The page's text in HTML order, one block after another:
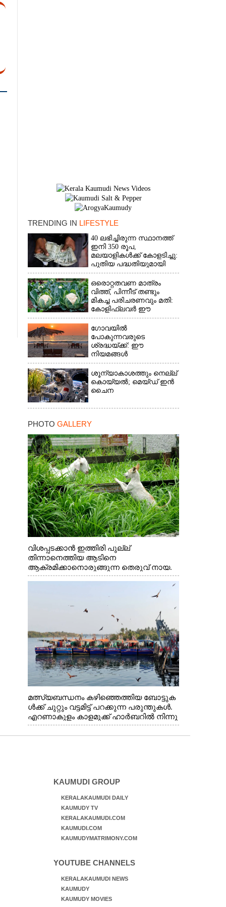
TRENDING IN LIFESTYLE
40 ലഭിച്ചിരുന്ന സ്ഥാനത്ത്
ഇനി 350 രൂപ,
മലയാളികൾക്ക് കോളടിച്ചു:
പുതിയ പദ്ധതിയുമായി
നാളികേര ബോർഡ്
ഒരൊറ്റതവണ മാത്രം
വിത്ത്, പിന്നീട് തണ്ടും
മികച്ച പരിചരണവും മതി:
കോളിഫ്ലവർ ഈ
രീതിയിലും കൃഷിചെയ്യാം
ഗോവയിൽ
പോകുന്നവരുടെ
ശ്രദ്ധയ്ക്ക്: ഈ
നിയമങ്ങൾ
പാലിക്കാത്തവർക്ക്
ഇനിമുതൽ ഒരു ലക്ഷം
രൂപവരെ പിഴ
ശൂന്യാകാശത്തും നെല്ല്
കൊയ്യൽ; മെയ്‌ഡ് ഇൻ
ചൈന
PHOTO GALLERY
വിശപ്പടക്കാൻ ഇത്തിരി പുല്ല്
തിന്നാനെത്തിയ ആടിനെ
ആക്രമിക്കാനൊരുങ്ങുന്ന തെരുവ് നായ.
എറണാകുളം വാത്തുരുത്തിയിൽ നിന്നുള്ള
മത്സ്യബന്ധനം കഴിഞ്ഞെത്തിയ ബോട്ടുക
ൾക്ക് ചുറ്റും വട്ടമിട്ട് പറക്കുന്ന പരുന്തുകൾ.
എറണാകുളം കാളമുക്ക് ഹാർബറിൽ നിന്നു
ള്ള കാഴ്ച
KAUMUDI GROUP
KERALAKAUMUDI DAILY
KAUMUDY TV
KERALAKAUMUDI.COM
KAUMUDI.COM
KAUMUDYMATRIMONY.COM
YOUTUBE CHANNELS
KERALAKAUMUDI NEWS
KAUMUDY
KAUMUDY MOVIES